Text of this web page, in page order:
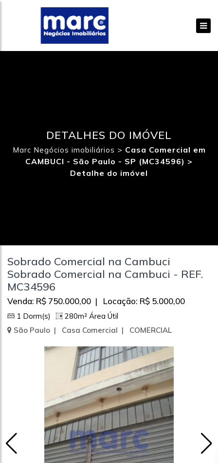
DETALHES DO IMÓVEL
Marc Negócios imobiliários > Casa Comercial em
CAMBUCI - São Paulo - SP (MC34596) >
Detalhe do imóvel
Sobrado Comercial na Cambuci
Sobrado Comercial na Cambuci - REF.
MC34596
Venda: R$ 750.000,00 | Locação: R$ 5.000,00
1 Dorm(s)
280m² Área Útil
São Paulo | Casa Comercial | COMERCIAL